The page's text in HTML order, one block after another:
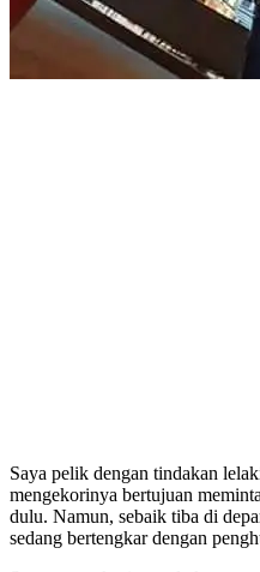
Saya pelik dengan tindakan
mengekorinya bertujuan
dulu. Namun, sebaik tiba di
sedang bertengkar dengan